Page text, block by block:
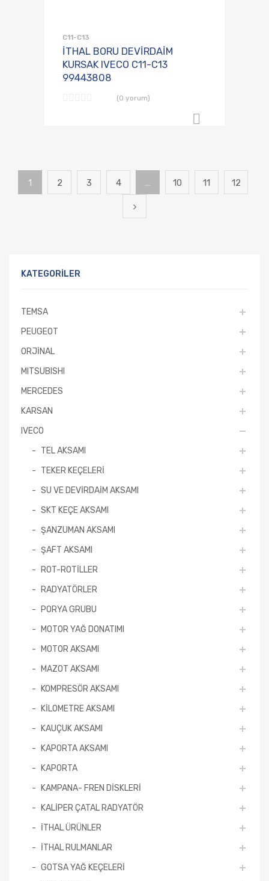
C11-C13
İTHAL BORU DEVİRDAİM
KURSAK IVECO C11-C13
99443808
(0 yorum)
1 2 3 4 … 10 11 12
KATEGORILER
TEMSA
PEUGEOT
ORJİNAL
MITSUBISHI
MERCEDES
KARSAN
IVECO
TEL AKSAMI
TEKER KEÇELERİ
SU VE DEVİRDAİM AKSAMI
SKT KEÇE AKSAMI
ŞANZUMAN AKSAMI
ŞAFT AKSAMI
ROT-ROTİLLER
RADYATÖRLER
PORYA GRUBU
MOTOR YAĞ DONATIMI
MOTOR AKSAMI
MAZOT AKSAMI
KOMPRESÖR AKSAMI
KİLOMETRE AKSAMI
KAUÇUK AKSAMI
KAPORTA AKSAMI
KAPORTA
KAMPANA- FREN DİSKLERİ
KALİPER ÇATAL RADYATÖR
İTHAL ÜRÜNLER
İTHAL RULMANLAR
GOTSA YAĞ KEÇELERİ